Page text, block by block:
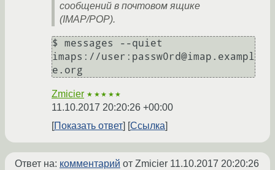
сообщений в почтовом ящике
(IMAP/POP).
$ messages --quiet
imaps://user:passw0rd@imap.exampl
Zmicier ★★★★★
11.10.2017 20:20:26 +00:00
Показать ответ
Ссылка
Ответ на: комментарий от Zmicier 11.10.2017 20:20:26